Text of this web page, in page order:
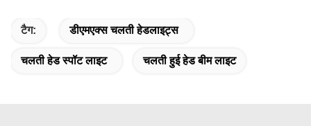
टैग: डीएमएक्स चलती हेडलाइट्स
चलती हेड स्पॉट लाइट चलती हुई हेड बीम लाइट